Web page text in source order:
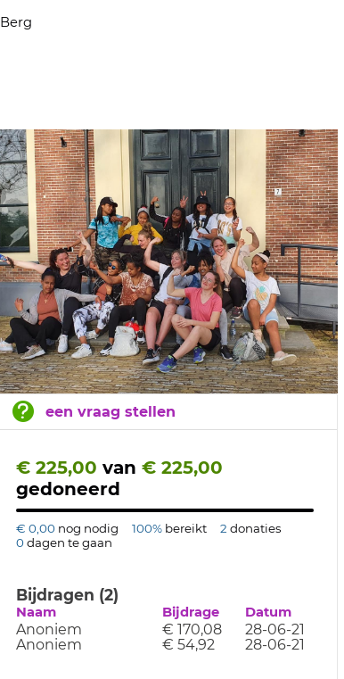
een vraag stellen
€ 225,00 van € 225,00
gedoneerd
€ 0,00 nog nodig 100% bereikt 2 donaties
0dagen te gaan
Bijdragen (2)
Naam Bijdrage Datum
Anoniem € 170,08
28-06-21
Anoniem
€ 54,92 28-06-21